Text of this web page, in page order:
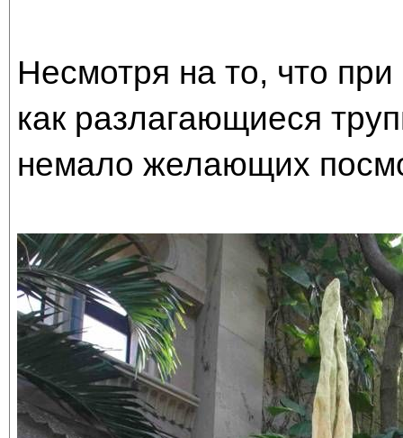
Несмотря на то, что
как разлагающиеся
немало желающих